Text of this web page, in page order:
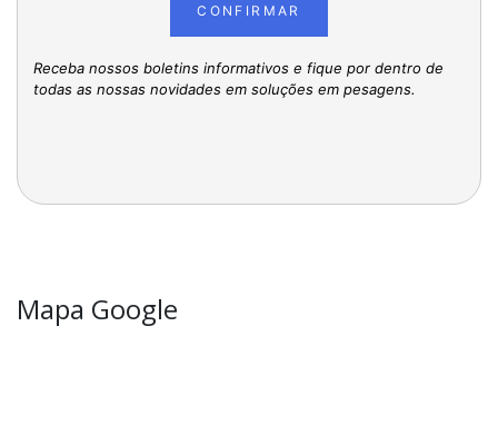
CONFIRMAR
Receba nossos boletins informativos e fique por dentro de
todas as nossas novidades em soluções em pesagens.
Mapa Google